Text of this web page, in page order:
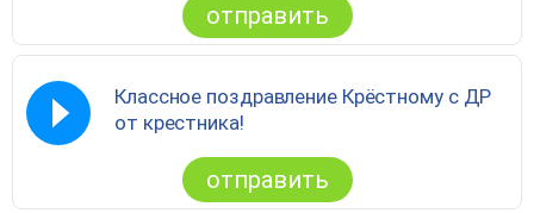
отправить
Классное поздравление Крёстному с ДР
от крестника!
отправить